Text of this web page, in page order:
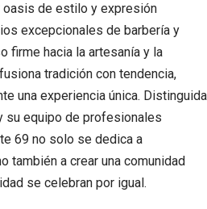
oasis de estilo y expresión
excepcionales de barbería y
firme hacia la artesanía y la
tradición con tendencia,
una experiencia única. Distinguida
su equipo de profesionales
69 no solo se dedica a
también a crear una comunidad
se celebran por igual.